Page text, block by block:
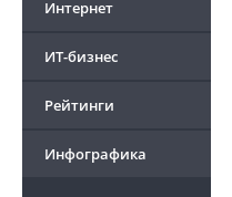
Интернет
ИТ-бизнес
Рейтинги
Инфографика